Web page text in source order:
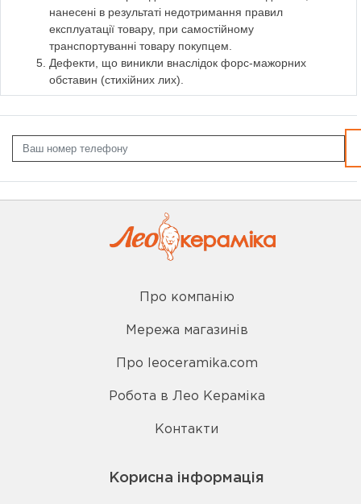
нанесені в результаті недотримання правил
експлуатації товару, при самостійному
транспортуванні товару покупцем.
Дефекти, що виникли внаслідок форс-мажорних
обставин (стихійних лих).
Про компанію
Мережа магазинів
Про leoceramika.com
Робота в Лео Кераміка
Контакти
Корисна інформація